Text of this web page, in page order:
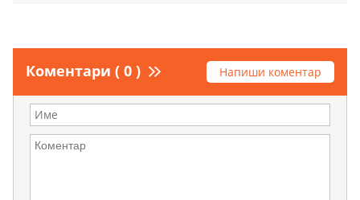
Коментари ( 0 ) Напиши коментар